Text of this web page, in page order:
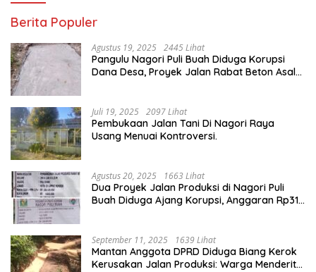
Berita Populer
Agustus 19, 2025 2445 Lihat
Pangulu Nagori Puli Buah Diduga Korupsi
Dana Desa, Proyek Jalan Rabat Beton Asal
Juli 19, 2025 2097 Lihat
Pembukaan Jalan Tani Di Nagori Raya
Usang Menuai Kontroversi.
Agustus 20, 2025 1663 Lihat
Dua Proyek Jalan Produksi di Nagori Puli
Buah Diduga Ajang Korupsi, Anggaran Rp314
September 11, 2025 1639 Lihat
Mantan Anggota DPRD Diduga Biang Kerok
Kerusakan Jalan Produksi: Warga Menderita,